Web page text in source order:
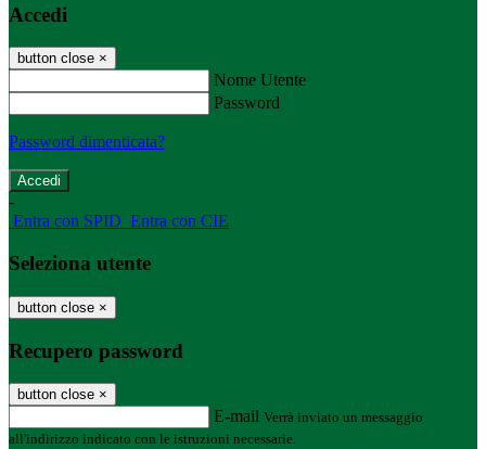
Accedi
button close ×
Nome Utente
Password
Password dimenticata?
-
Entra con SPID Entra con CIE
Seleziona utente
button close ×
Recupero password
button close ×
E-mail Verrà inviato un messaggio
all'indirizzo indicato con le istruzioni necessarie.